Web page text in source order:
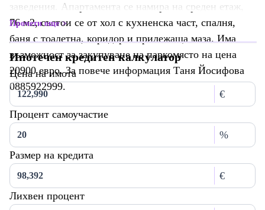
заведения. Апартамента се намира на среден етаж,
76 м2, състои се от хол с кухненска част, спалня,
баня с тоалетна, коридор и прилежаща маза. Има
възможност за закупуване на паркомясто на цена
20900 евро. За повече информация Таня Йосифова
0885922999.
Прочети още
Ипотечен кредитен калкулатор
Цена на имота
€
Процент самоучастие
%
Размер на кредита
€
Лихвен процент